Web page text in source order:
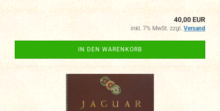
40,00 EUR
inkl. 7% MwSt. zzgl. Versand
IN DEN WARENKORB